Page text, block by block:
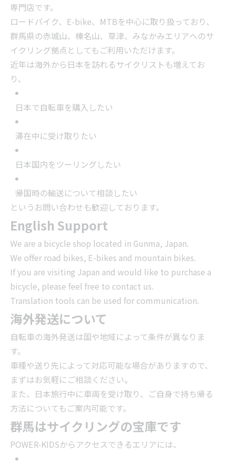
専門店です。
ロードバイク、E-bike、MTBを中心に取り扱っており、
群馬県の赤城山、榛名山、草津、みなかみエリアへのサ
イクリング拠点としてもご利用いただけます。
近年は海外から日本を訪れるサイクリストも増えてお
り、
日本で自転車を購入したい
滞在中に受け取りたい
日本国内をツーリングしたい
帰国時の輸送について相談したい
というお問い合わせも歓迎しております。
English Support
We are a bicycle shop located in Gunma, Japan.
We offer road bikes, E-bikes and mountain bikes.
If you are visiting Japan and would like to purchase a
bicycle, please feel free to contact us.
Translation tools can be used for communication.
海外発送について
自転車の海外発送は国や地域によって条件が異なりま
す。
車種や送り先によって対応可能な場合がありますので、
まずはお気軽にご相談ください。
また、日本旅行中に車両を受け取り、ご自身で持ち帰る
方法についてもご案内可能です。
群馬はサイクリングの宝庫です
POWER-KIDSからアクセスできるエリアには、